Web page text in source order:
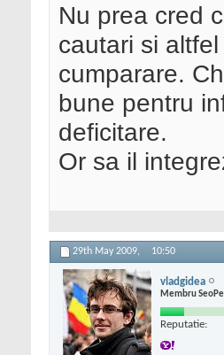
Nu prea cred
cautari si
cumparare.
bune pentru
deficitare.
Or sa il
29th May 2009, 10:50
vladgidea
Membru
Reputatie: